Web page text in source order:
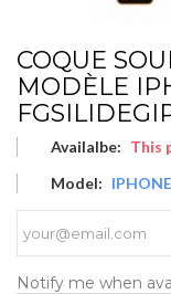
COQUE
MODÈLE
Availalbe: This
Model:
Notify me when